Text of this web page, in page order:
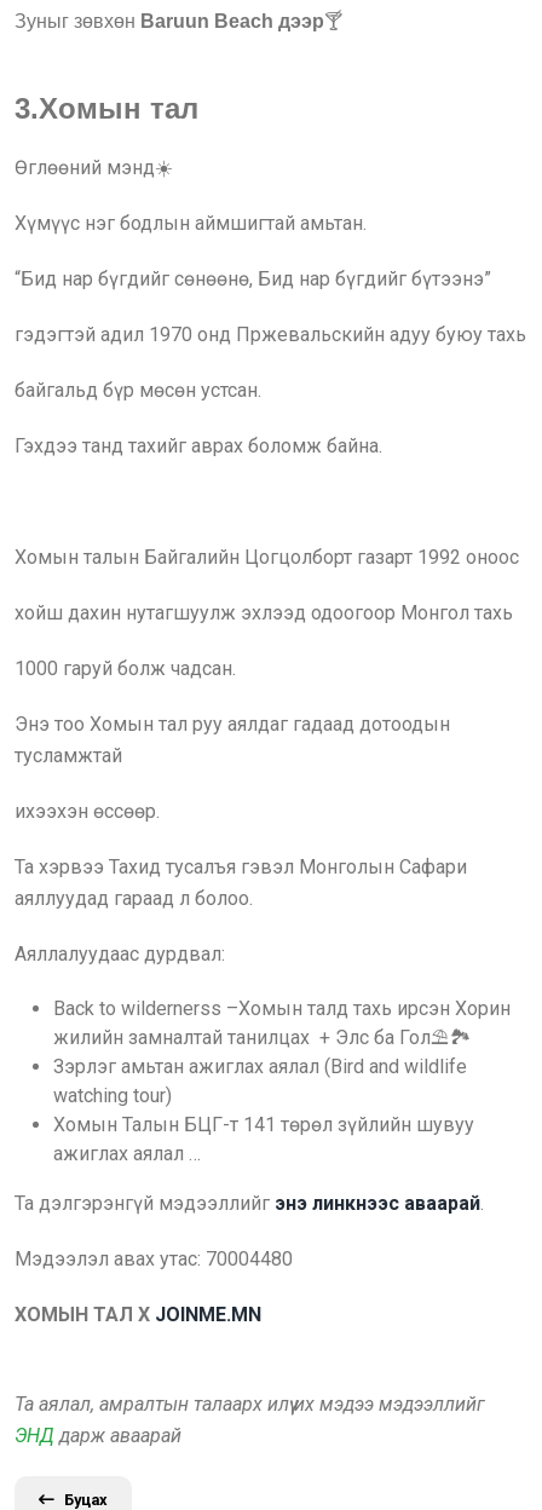
Зуныг зөвхөн Baruun Beach дээр🍸
3.Хомын тал
Өглөөний мэнд☀️
Хүмүүс нэг бодлын аймшигтай амьтан.
“Бид нар бүгдийг сөнөөнө, Бид нар бүгдийг бүтээнэ”
гэдэгтэй адил 1970 онд Пржевальскийн адуу буюу тахь
байгальд бүр мөсөн устсан.
Гэхдээ танд тахийг аврах боломж байна.
Хомын талын Байгалийн Цогцолборт газарт 1992 оноос
хойш дахин нутагшуулж эхлээд одоогоор Монгол тахь
1000 гаруй болж чадсан.
Энэ тоо Хомын тал руу аялдаг гадаад дотоодын
тусламжтай
ихээхэн өссөөр.
Та хэрвээ Тахид тусалъя гэвэл Монголын Сафари
аяллуудад гараад л болоо.
Аяллалуудаас дурдвал:
Back to wildernerss –Хомын талд тахь ирсэн Хорин
жилийн замналтай танилцах + Элс ба Гол⛱️🏞️
Зэрлэг амьтан ажиглах аялал (Bird and wildlife
watching tour)
Хомын Талын БЦГ-т 141 төрөл зүйлийн шувуу
ажиглах аялал …
Та дэлгэрэнгүй мэдээллийг энэ линкнээс аваарай
Мэдээлэл авах утас: 70004480
ХОМЫН ТАЛ X JOINME.MN
Та аялал, амралтын талаарх илүү их мэдээ мэдээллийг
ЭНД дарж аваарай
Буцах